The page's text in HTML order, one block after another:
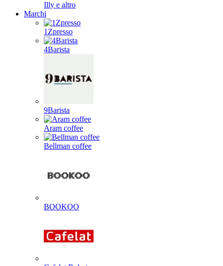
Illy e altro
Marchi
1Zpresso
4Barista
9Barista
Aram coffee
Bellman coffee
BOOKOO